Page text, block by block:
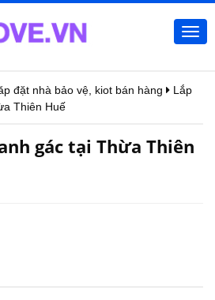
đặt nhà bảo vệ, kiot bán hàng
Lắp
Thiên Huế
gác tại Thừa Thiên